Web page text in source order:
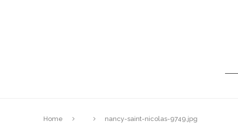
Home nancy-saint-nicolas-9749.jpg